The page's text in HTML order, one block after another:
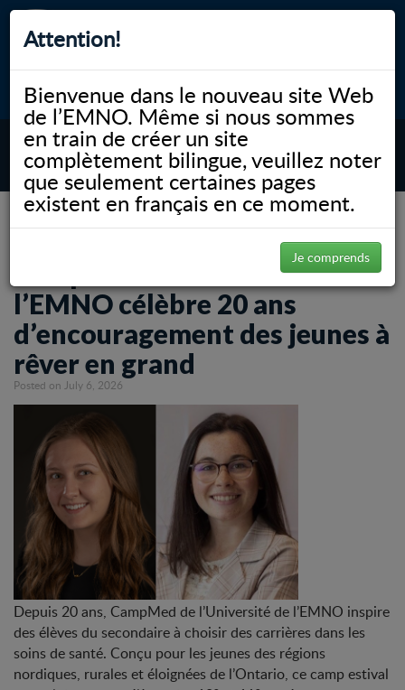
Attention!
Bienvenue dans le nouveau site Web
de l’EMNO. Même si nous sommes
en train de créer un site
complètement bilingue, veuillez noter
que seulement certaines pages
existent en français en ce moment.
Je comprends
myNOSM Accessibilité A- A+ English
MENU
NOSM.ca
Gallery
CampMed de l’Université de
l’EMNO célèbre 20 ans
d’encouragement des jeunes à
rêver en grand
Posted on July 6, 2026
Depuis 20 ans, CampMed de l’Université de l’EMNO inspire
des élèves du secondaire à choisir des carrières dans les
soins de santé. Conçu pour les jeunes des régions
nordiques, rurales et éloignées de l’Ontario, ce camp estival